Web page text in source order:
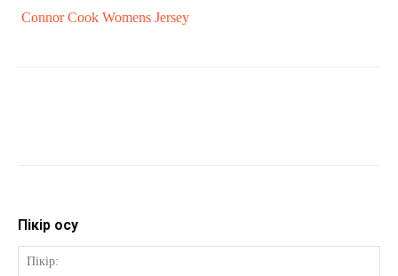
Connor Cook Womens Jersey
Пікір қосу